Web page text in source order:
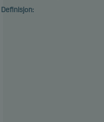
Definisjon: